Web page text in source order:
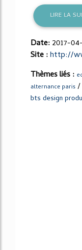
LIRE LA
Date: 2017-
Site :http://
Thèmes liés :
alternance paris /
bts design